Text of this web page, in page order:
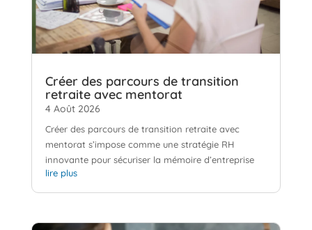
Créer des parcours de transition
retraite avec mentorat
4 Août 2026
Créer des parcours de transition retraite avec
mentorat s’impose comme une stratégie RH
innovante pour sécuriser la mémoire d’entreprise
lire plus